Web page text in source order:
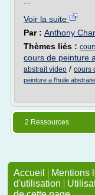
Voir la suite
Par : Anthony
Thèmes liés :
cours de peinture
abstrait video / cours
peinture a l'huile abstraite
2 Ressources
Accueil | Mentions
d'utilisation |